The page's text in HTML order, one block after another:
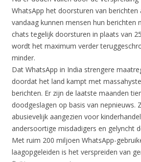
WhatsApp het doorsturen van berichten
vandaag kunnen mensen hun berichten
chats tegelijk doorsturen in plaats van
wordt het maximum verder
minder.
Dat WhatsApp in India strengere
doordat het land kampt met
berichten. Er zijn de laatste maanden
doodgeslagen op basis van nepnieuws.
abusievelijk aangezien voor
andersoortige misdadigers en gelyncht
Met ruim 200 miljoen WhatsApp-
laagopgeleiden is het verspreiden van